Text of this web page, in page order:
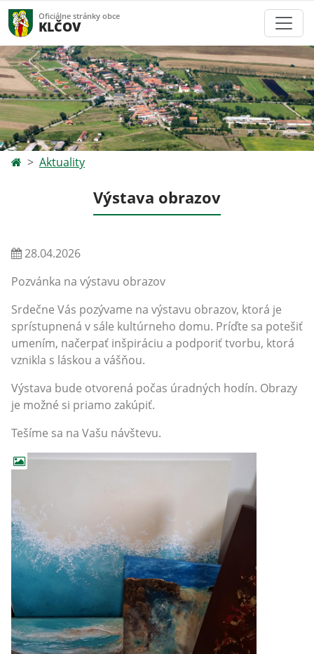
Oficiálne stránky obce
KLČOV
Aktuality
Výstava obrazov
28.04.2026
Pozvánka na výstavu obrazov
Srdečne Vás pozývame na výstavu obrazov, ktorá je
sprístupnená v sále kultúrneho domu. Príďte sa potešiť
umením, načerpať inšpiráciu a podporiť tvorbu, ktorá
vznikla s láskou a vášňou.
Výstava bude otvorená počas úradných hodín. Obrazy
je možné si priamo zakúpiť.
Tešíme sa na Vašu návštevu.